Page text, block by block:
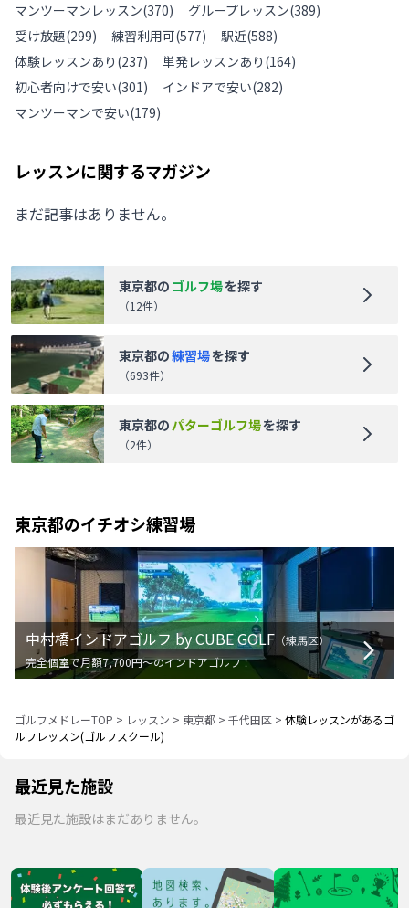
マンツーマンレッスン(370) グループレッスン(389)
受け放題(299) 練習利用可(577) 駅近(588)
体験レッスンあり (237) 単発レッスンあり (164)
初心者向けで安い(301) インドアで安い(282)
マンツーマンで安い(179)
レッスンに関するマガジン
まだ記事はありません。
東京都の ゴルフ場を探す
（12件）
東京都の練習場を探す
（693件）
東京都のパターゴルフ場を探す
（2件）
東京都のイチオシ練習場
中村橋インドアゴルフ by CUBE GOLF （練馬区）
完全個室で月額7,700円〜のインドアゴルフ！
ゴルフメドレーTOP > レッスン > 東京都 > 千代田区 > 体験レッスンがあるゴ
ルフレッスン(ゴルフスクール)
最近見た施設
最近見た施設はまだありません。